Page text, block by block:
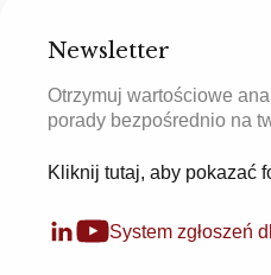
Newsletter
Otrzymuj wartościowe
porady bezpośrednio na
Kliknij tutaj, aby pokazać
System zgłoszeń